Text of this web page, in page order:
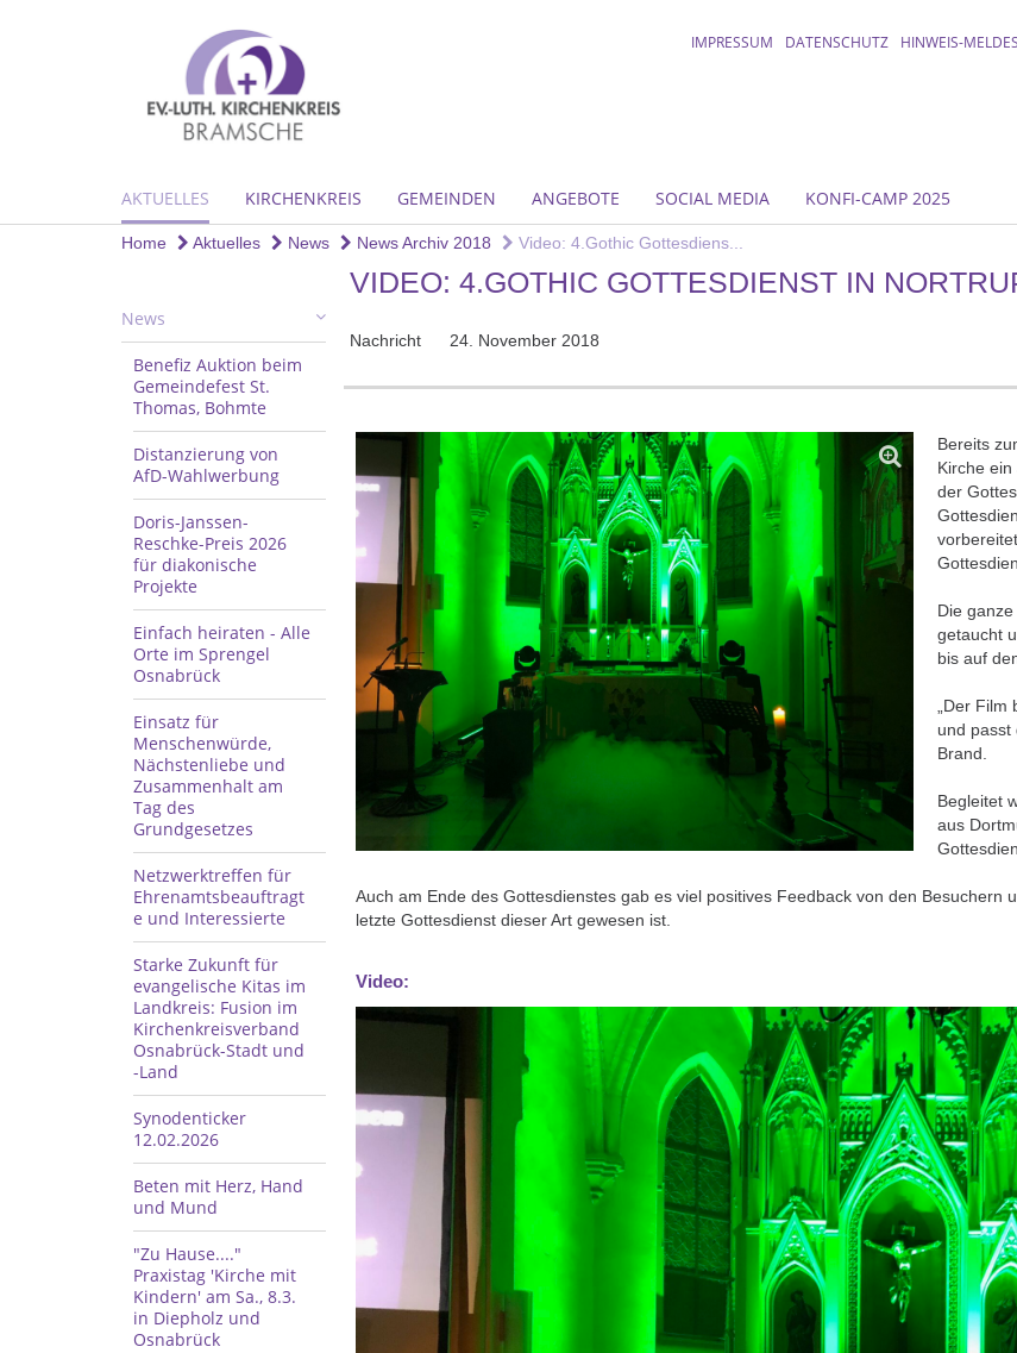
IMPRESSUM DATENSCHUTZ HINWEIS-
AKTUELLES KIRCHENKREIS GEMEINDEN ANGEBOTE SOCIAL MEDIA KONFI-CAMP 2025
Home Aktuelles News News Archiv 2018 Video: 4.Gothic Gottesdiens...
News
Benefiz Auktion beim
Gemeindefest St.
Thomas, Bohmte
Distanzierung von
AfD-Wahlwerbung
Doris-Janssen-
Reschke-Preis 2026
für diakonische
Projekte
Einfach heiraten - Alle
Orte im Sprengel
Osnabrück
Einsatz für
Menschenwürde,
Nächstenliebe und
Zusammenhalt am
Tag des
Grundgesetzes
Netzwerktreffen für
Ehrenamtsbeauftragt
e und Interessierte
Starke Zukunft für
evangelische Kitas im
Landkreis: Fusion im
Kirchenkreisverband
Osnabrück-Stadt und
-Land
Synodenticker
12.02.2026
Beten mit Herz, Hand
und Mund
"Zu Hause...."
Praxistag 'Kirche mit
Kindern' am Sa., 8.3.
in Diepholz und
Osnabrück
VIDEO: 4.GOTHIC GOTTESDIENST IN
Nachricht 24. November 2018
Bereits
Kirche
der
Die
getaucht
bis auf
„Der
und passt
Brand.
Begleitet
aus
Auch am Ende des Gottesdienstes gab es viel positives Feedback von den Besuchern
letzte Gottesdienst dieser Art gewesen ist.
Video: